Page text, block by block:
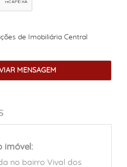
de Imobiliária Central
MENSAGEM
imóvel:
no bairro Vival dos